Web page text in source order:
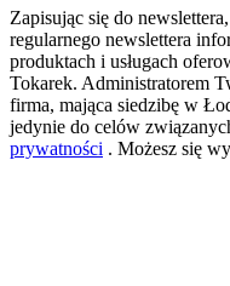
Zapisując się do
regularnego newslettera
produktach i usługach
Tokarek. Administratorem
firma, mająca siedzibę w
jedynie do celów
prywatności . Możesz się